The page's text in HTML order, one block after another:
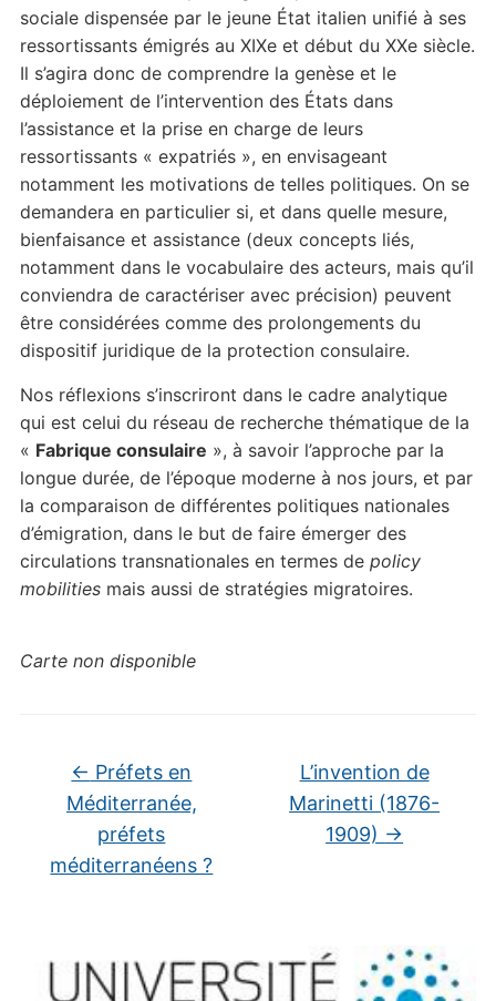
sociale dispensée par le jeune État italien unifié à ses
ressortissants émigrés au XIXe et début du XXe siècle.
Il s’agira donc de comprendre la genèse et le
déploiement de l’intervention des États dans
l’assistance et la prise en charge de leurs
ressortissants « expatriés », en envisageant
notamment les motivations de telles politiques. On se
demandera en particulier si, et dans quelle mesure,
bienfaisance et assistance (deux concepts liés,
notamment dans le vocabulaire des acteurs, mais qu’il
conviendra de caractériser avec précision) peuvent
être considérées comme des prolongements du
dispositif juridique de la protection consulaire.
Nos réflexions s’inscriront dans le cadre analytique
qui est celui du réseau de recherche thématique de la
« Fabrique consulaire », à savoir l’approche par la
longue durée, de l’époque moderne à nos jours, et par
la comparaison de différentes politiques nationales
d’émigration, dans le but de faire émerger des
circulations transnationales en termes de policy
mobilitiesmais aussi de stratégies migratoires.
Carte non disponible
← Préfets en
Méditerranée,
préfets
méditerranéens ?
L’invention de
Marinetti (1876-
1909) →